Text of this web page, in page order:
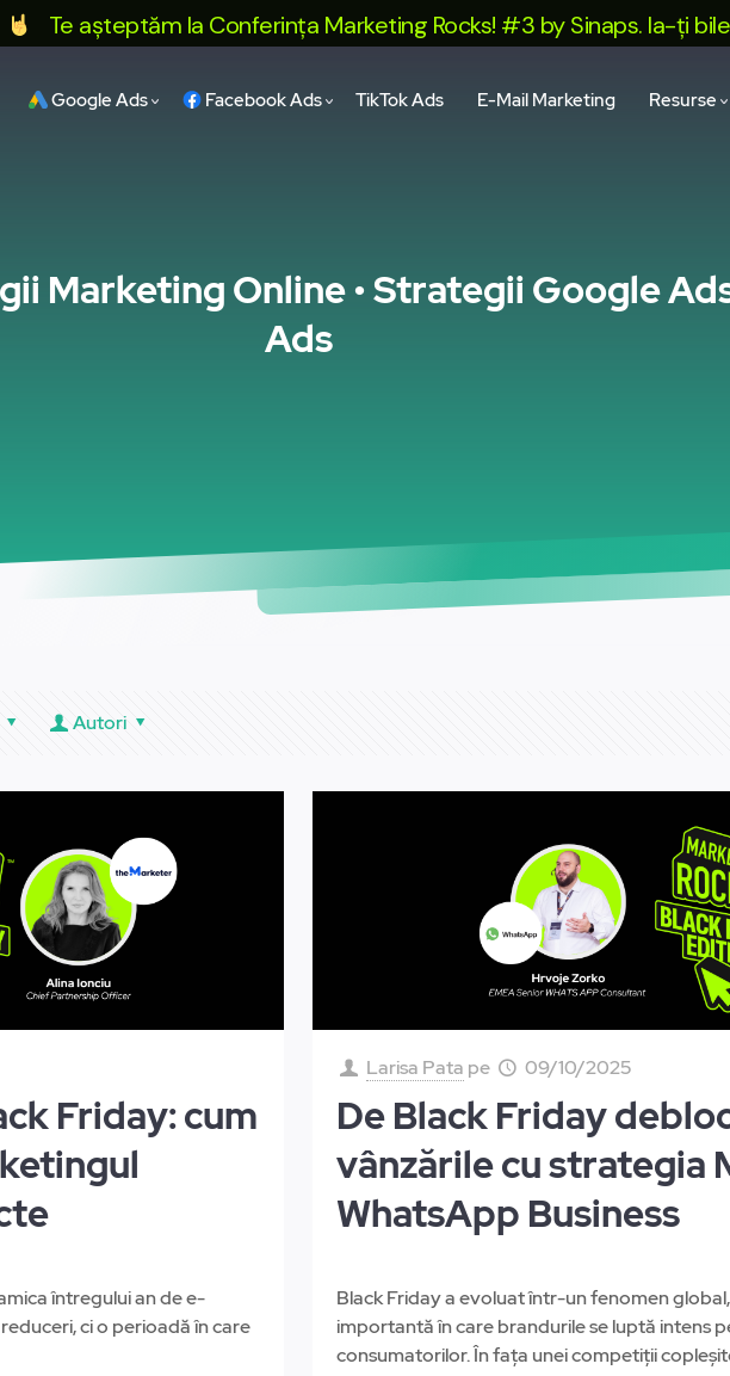
la Conferința Marketing Rocks! #3 by Sinaps. Ia-ți biletul
Google Ads Facebook Ads TikTok Ads E-Mail Marketing Resurse
Marketing Online • Strategii Google
Ads
Autori
Friday: cum
întregului an de e-
ci o perioadă în care
Larisa Pata pe 09/10/2025
De Black Friday
vânzările cu strategia
WhatsApp Business
Black Friday a evoluat într-un fenomen
importantă în care brandurile se luptă intens
consumatorilor. În fața unei competiții